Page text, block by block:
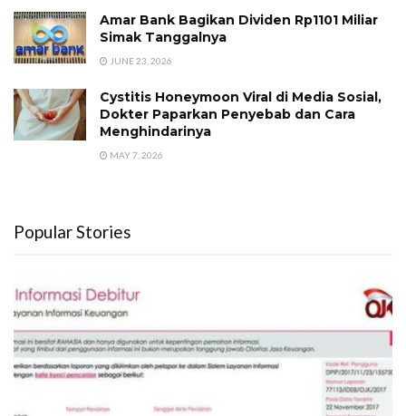
Amar Bank Bagikan Dividen Rp1101 Miliar
Simak Tanggalnya
JUNE 23, 2026
Cystitis Honeymoon Viral di Media Sosial,
Dokter Paparkan Penyebab dan Cara
Menghindarinya
MAY 7, 2026
Popular Stories